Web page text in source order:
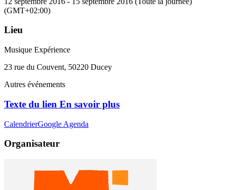
(GMT+02:00)
Lieu
Musique Expérience
23 rue du Couvent, 50220 Ducey
Autres événements
Texte du lien En savoir plus
CalendrierGoogle Agenda
Organisateur